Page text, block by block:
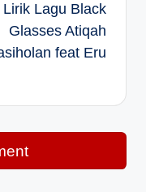
Lirik Lagu Black
Glasses Atiqah
feat Eru